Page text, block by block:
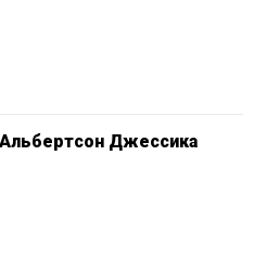
Альбертсон Джессика